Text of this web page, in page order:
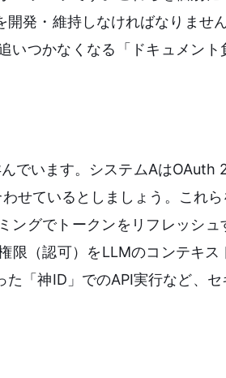
発・維持しなければなりませ
いつかなくなる「ドキュメン
でいます。システムAはOAuth
せているとしましょう。これ
ングでトークンをリフレッシ
限（認可）をLLMのコンテキス
「神ID」でのAPI実行など、